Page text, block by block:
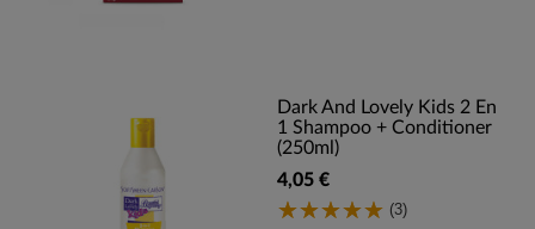
Dark And Lovely Kids 2 En
1 Shampoo + Conditioner
(250ml)
4,05 €
(3)